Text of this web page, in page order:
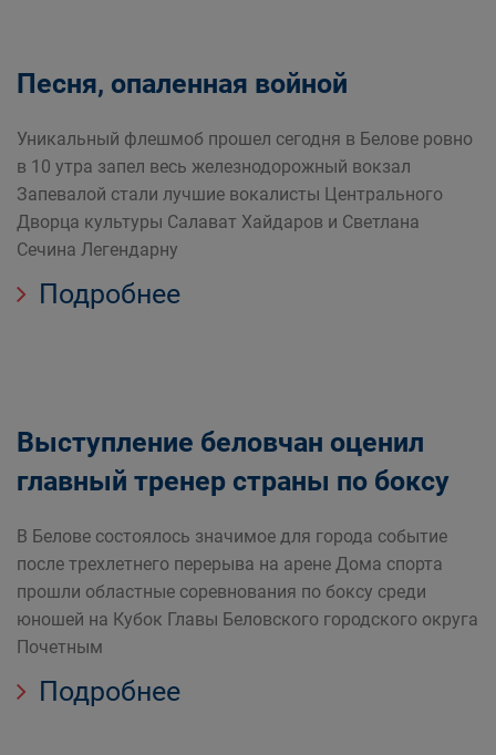
Песня, опаленная войной
Уникальный флешмоб прошел сегодня в Белове ровно
в 10 утра запел весь железнодорожный вокзал
Запевалой стали лучшие вокалисты Центрального
Дворца культуры Салават Хайдаров и Светлана
Сечина Легендарну
Подробнее
Выступление беловчан оценил
главный тренер страны по боксу
В Белове состоялось значимое для города событие
после трехлетнего перерыва на арене Дома спорта
прошли областные соревнования по боксу среди
юношей на Кубок Главы Беловского городского округа
Почетным
Подробнее